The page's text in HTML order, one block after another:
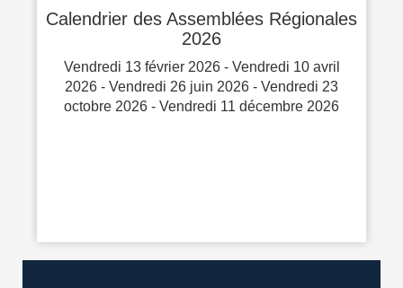
Calendrier des Assemblées Régionales
2026
Vendredi 13 février 2026 - Vendredi 10 avril
2026 - Vendredi 26 juin 2026 - Vendredi 23
octobre 2026 - Vendredi 11 décembre 2026